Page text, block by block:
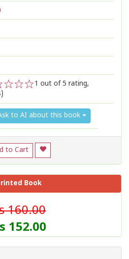
1 out of 5 rating,
to AI about this book
to Cart
Book
160.00
152.00